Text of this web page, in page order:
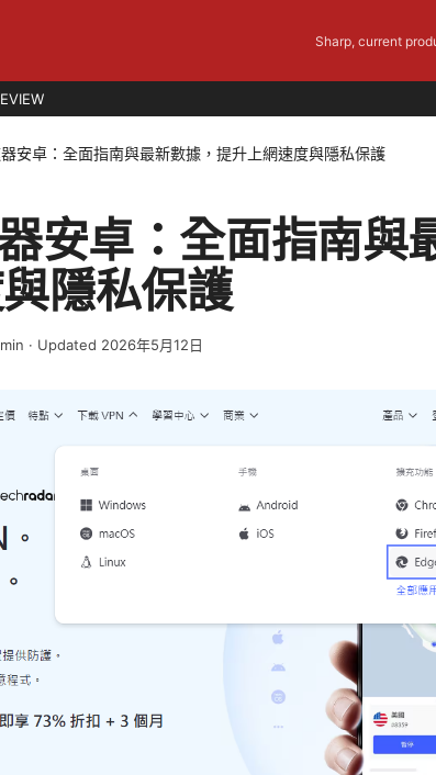
Sharp, current
安卓：全面指南與最新數據，提升上網速度與隱私保護
安卓：全面指南與
隱私保護
min · Updated 2026年5月12日